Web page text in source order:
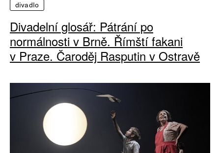
divadlo
Divadelní glosář: Pátrání po
normálnosti v Brně. Římští fakani
v Praze. Čaroděj Rasputin v Ostravě